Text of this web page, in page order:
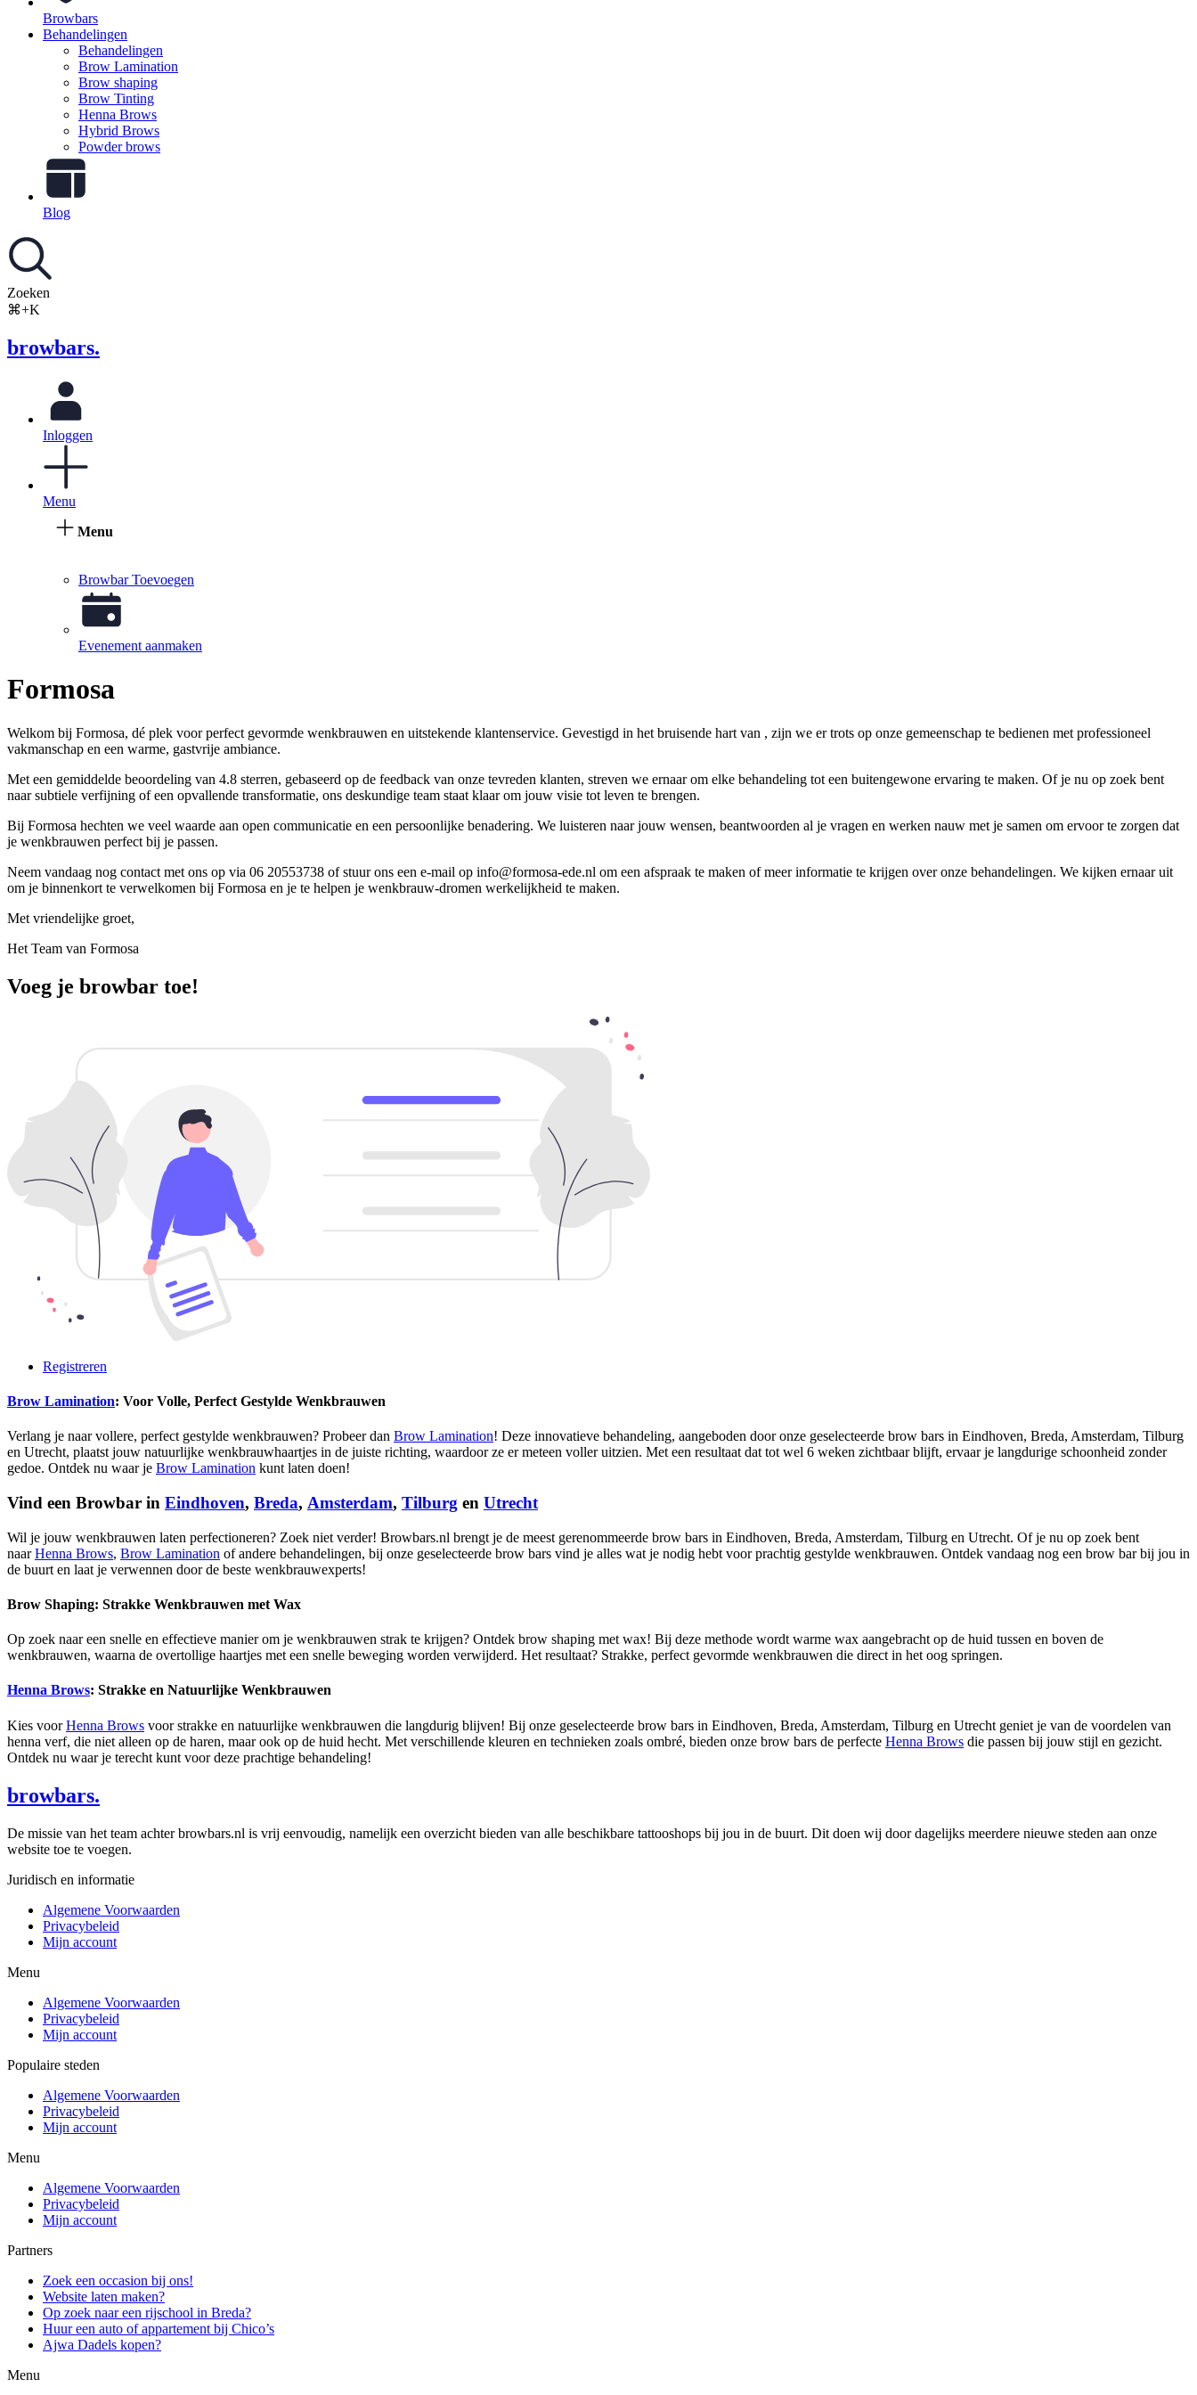
Browbars
Behandelingen
Behandelingen
Brow Lamination
Brow shaping
Brow Tinting
Henna Brows
Hybrid Brows
Powder brows
Blog
Zoeken
⌘+K
browbars.
Inloggen
Menu
Menu
Browbar Toevoegen
Evenement aanmaken
Formosa
Welkom bij Formosa, dé plek voor perfect gevormde wenkbrauwen en uitstekende klantenservice. Gevestigd in het bruisende hart van , zijn we er trots op onze gemeenschap te bedienen met professioneel
vakmanschap en een warme, gastvrije ambiance.
Met een gemiddelde beoordeling van 4.8 sterren, gebaseerd op de feedback van onze tevreden klanten, streven we ernaar om elke behandeling tot een buitengewone ervaring te maken. Of je nu op zoek bent
naar subtiele verfijning of een opvallende transformatie, ons deskundige team staat klaar om jouw visie tot leven te brengen.
Bij Formosa hechten we veel waarde aan open communicatie en een persoonlijke benadering. We luisteren naar jouw wensen, beantwoorden al je vragen en werken nauw met je samen om ervoor te zorgen dat
je wenkbrauwen perfect bij je passen.
Neem vandaag nog contact met ons op via 06 20553738 of stuur ons een e-mail op info@formosa-ede.nl om een afspraak te maken of meer informatie te krijgen over onze behandelingen. We kijken ernaar uit
om je binnenkort te verwelkomen bij Formosa en je te helpen je wenkbrauw-dromen werkelijkheid te maken.
Met vriendelijke groet,
Het Team van Formosa
Voeg je browbar toe!
Registreren
Brow Lamination: Voor Volle, Perfect Gestylde Wenkbrauwen
Verlang je naar vollere, perfect gestylde wenkbrauwen? Probeer dan Brow Lamination! Deze innovatieve behandeling, aangeboden door onze geselecteerde brow bars in Eindhoven, Breda, Amsterdam, Tilburg
en Utrecht, plaatst jouw natuurlijke wenkbrauwhaartjes in de juiste richting, waardoor ze er meteen voller uitzien. Met een resultaat dat tot wel 6 weken zichtbaar blijft, ervaar je langdurige schoonheid zonder
gedoe. Ontdek nu waar je Brow Lamination kunt laten doen!
Vind een Browbar in Eindhoven, Breda, Amsterdam, Tilburg en Utrecht
Wil je jouw wenkbrauwen laten perfectioneren? Zoek niet verder! Browbars.nl brengt je de meest gerenommeerde brow bars in Eindhoven, Breda, Amsterdam, Tilburg en Utrecht. Of je nu op zoek bent
naarHenna Brows, Brow Lamination of andere behandelingen, bij onze geselecteerde brow bars vind je alles wat je nodig hebt voor prachtig gestylde wenkbrauwen. Ontdek vandaag nog een brow bar bij jou in
de buurt en laat je verwennen door de beste wenkbrauwexperts!
Brow Shaping: Strakke Wenkbrauwen met Wax
Op zoek naar een snelle en effectieve manier om je wenkbrauwen strak te krijgen? Ontdek brow shaping met wax! Bij deze methode wordt warme wax aangebracht op de huid tussen en boven de
wenkbrauwen, waarna de overtollige haartjes met een snelle beweging worden verwijderd. Het resultaat? Strakke, perfect gevormde wenkbrauwen die direct in het oog springen.
Henna Brows: Strakke en Natuurlijke Wenkbrauwen
Kies voorHenna Brows voor strakke en natuurlijke wenkbrauwen die langdurig blijven! Bij onze geselecteerde brow bars in Eindhoven, Breda, Amsterdam, Tilburg en Utrecht geniet je van de voordelen van
henna verf, die niet alleen op de haren, maar ook op de huid hecht. Met verschillende kleuren en technieken zoals ombré, bieden onze brow bars de perfecte Henna Brows die passen bij jouw stijl en gezicht.
Ontdek nu waar je terecht kunt voor deze prachtige behandeling!
browbars.
De missie van het team achter browbars.nl is vrij eenvoudig, namelijk een overzicht bieden van alle beschikbare tattooshops bij jou in de buurt. Dit doen wij door dagelijks meerdere nieuwe steden aan onze
website toe te voegen.
Juridisch en informatie
Algemene Voorwaarden
Privacybeleid
Mijn account
Menu
Algemene Voorwaarden
Privacybeleid
Mijn account
Populaire steden
Algemene Voorwaarden
Privacybeleid
Mijn account
Menu
Algemene Voorwaarden
Privacybeleid
Mijn account
Partners
Zoek een occasion bij ons!
Website laten maken?
Op zoek naar een rijschool in Breda?
Huur een auto of appartement bij Chico’s
Ajwa Dadels kopen?
Menu